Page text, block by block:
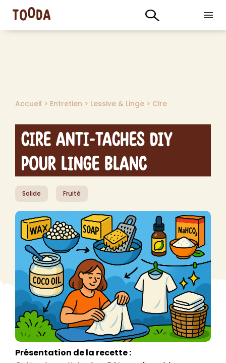
Accueil > Entretien > Lessive & Linge > Cire
Cire Anti-Taches DIY
pour Linge Blanc
Solide Fruité
Présentation de la recette :